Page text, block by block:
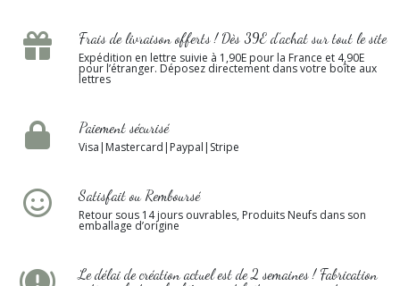
Frais de livraison offerts ! Dès 39E d’achat sur tout le site
Expédition en lettre suivie à 1,90E pour la France et 4,90E
pour l’étranger. Déposez directement dans votre boîte aux
lettres
Paiement sécurisé
Visa|Mastercard|Paypal|Stripe
Satisfait ou Remboursé
Retour sous 14 jours ouvrables, Produits Neufs dans son
emballage d’origine
Le délai de création actuel est de 2 semaines ! Fabrication